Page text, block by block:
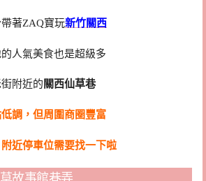
著ZAQ寶玩新竹關西
人氣美食也是超級多
附近的 關西仙草巷
調，但周圍商圈豐富
近停車位需要找一下啦
故事館巷弄